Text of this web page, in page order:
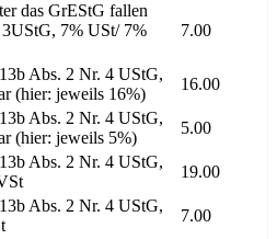
das GrEStG fallen
7% USt/ 7%
7.00
Abs. 2 Nr. 4 UStG,
(hier: jeweils 16%)
16.00
Abs. 2 Nr. 4 UStG,
(hier: jeweils 5%)
5.00
Abs. 2 Nr. 4 UStG,
19.00
Abs. 2 Nr. 4 UStG,
7.00